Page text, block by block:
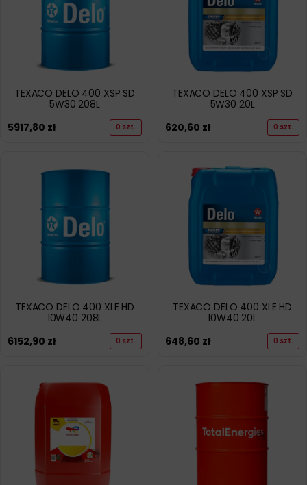
TEXACO DELO 400 XSP SD
5W30 208L
5917,80 zł 0 szt.
TEXACO DELO 400 XSP SD
5W30 20L
620,60 zł 0 szt.
TEXACO DELO 400 XLE HD
10W40 208L
6152,90 zł 0 szt.
TEXACO DELO 400 XLE HD
10W40 20L
648,60 zł 0 szt.